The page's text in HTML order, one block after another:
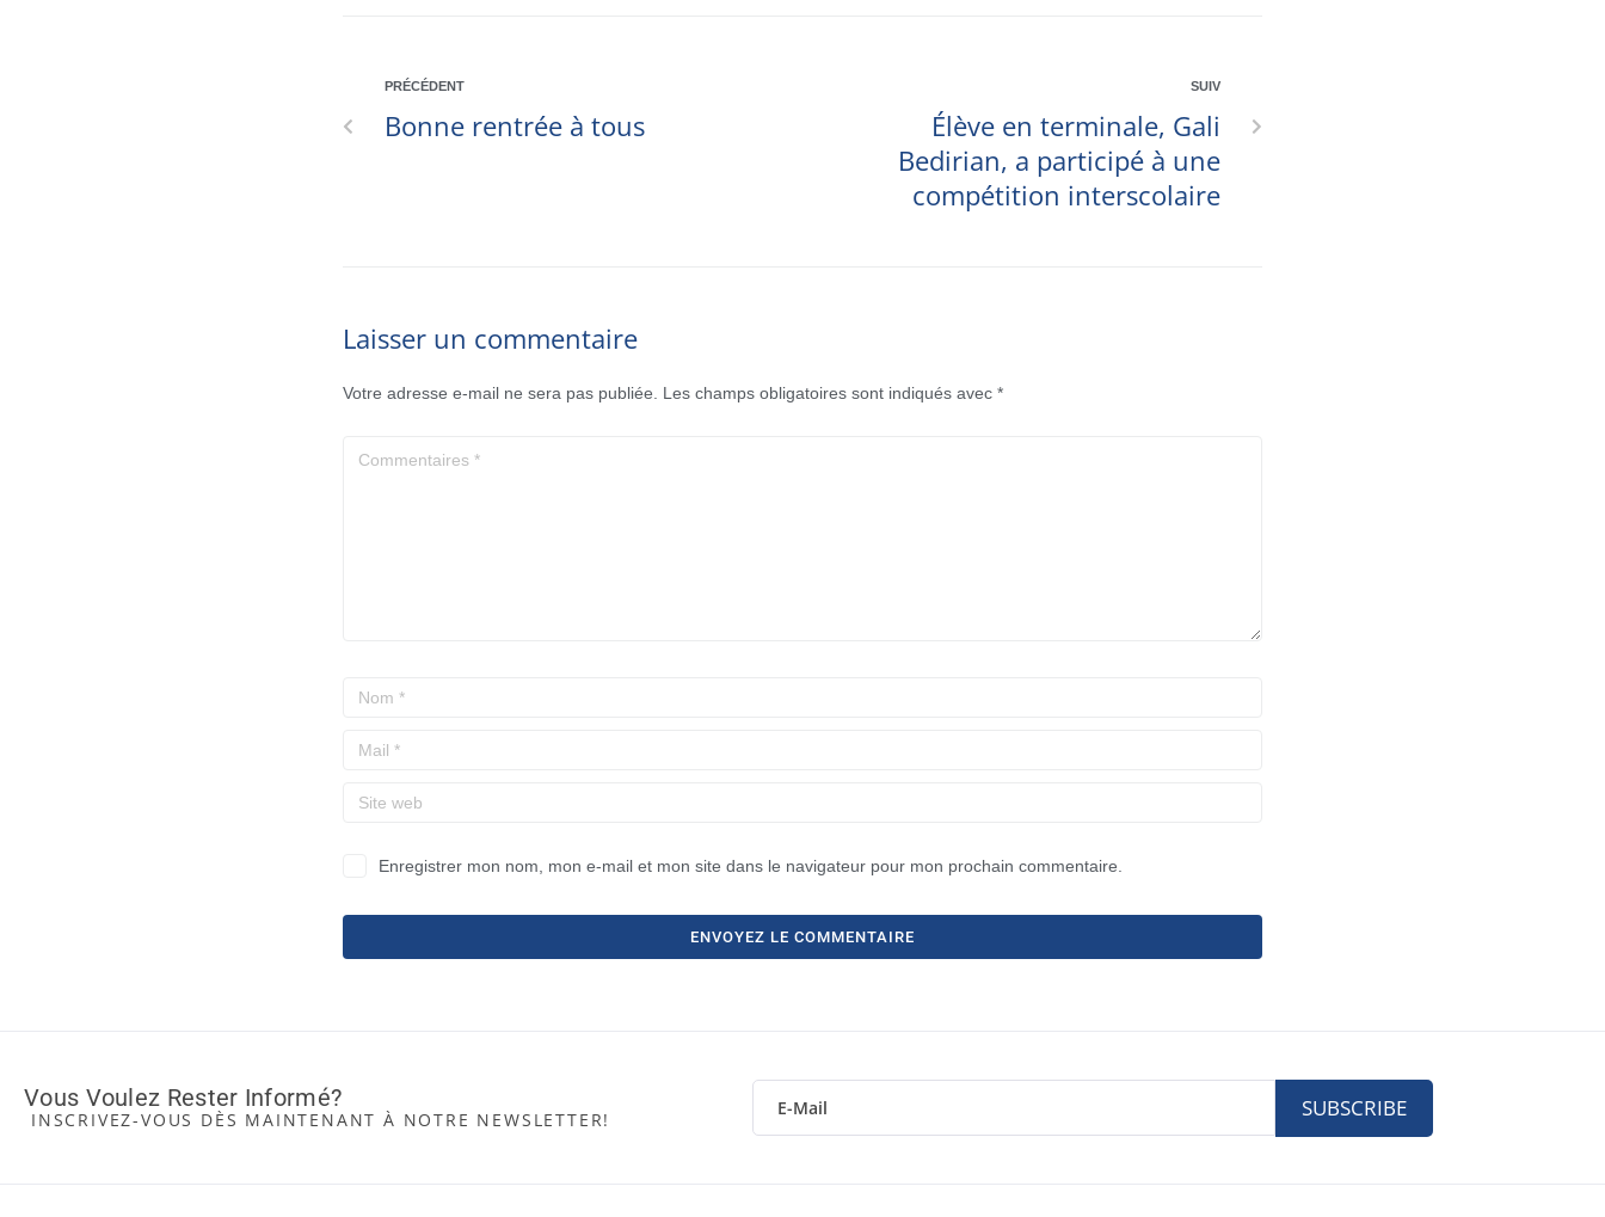
PRÉCÉDENT
Bonne rentrée à tous
SUIV
Élève en terminale, Gali
Bedirian, a participé à une
compétition interscolaire
Laisser un commentaire
Votre adresse e-mail ne sera pas publiée. Les champs obligatoires sont indiqués avec *
Enregistrer mon nom, mon e-mail et mon site dans le navigateur pour mon prochain commentaire.
Vous Voulez Rester Informé?
INSCRIVEZ-VOUS DÈS MAINTENANT À NOTRE NEWSLETTER! SUBSCRIBE